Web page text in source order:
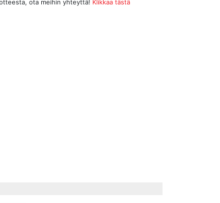
ota meihin yhteyttä! Klikkaa tästä